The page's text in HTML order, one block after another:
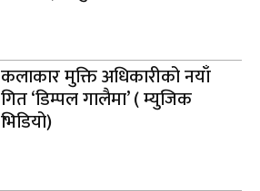
कलाकार मुक्ति अधिकारीको नयाँ
गित ‘डिम्पल गालैमा’ ( म्युजिक
भिडियो)